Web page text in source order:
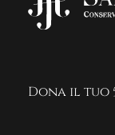
Dona il tuo